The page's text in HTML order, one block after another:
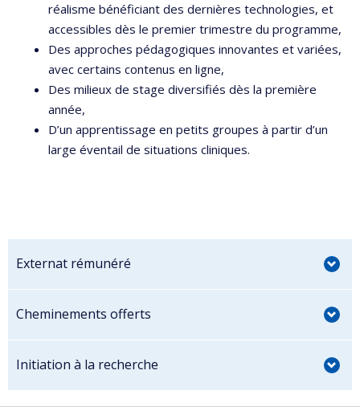
réalisme bénéficiant des dernières technologies, et
accessibles dès le premier trimestre du programme,
Des approches pédagogiques innovantes et variées,
avec certains contenus en ligne,
Des milieux de stage diversifiés dès la première
année,
D’un apprentissage en petits groupes à partir d’un
large éventail de situations cliniques.
Externat rémunéré
Cheminements offerts
Initiation à la recherche